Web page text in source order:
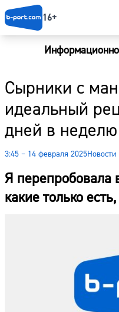
16+
Сырники с
идеальный
дней в неделю
3:45 – 14 февраля 2025Новости
Я перепробовала
какие только
Новости
Наши гости
Погода
Курсы валют